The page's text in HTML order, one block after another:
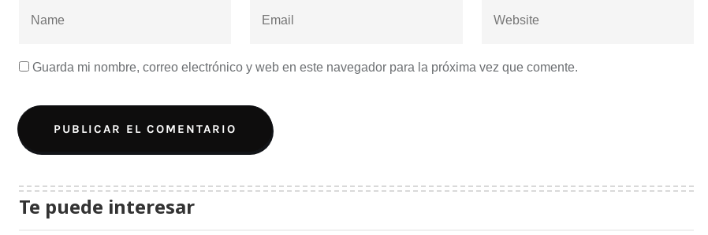
Guarda mi nombre, correo electrónico y web en este navegador para la próxima vez que comente.
Te puede interesar